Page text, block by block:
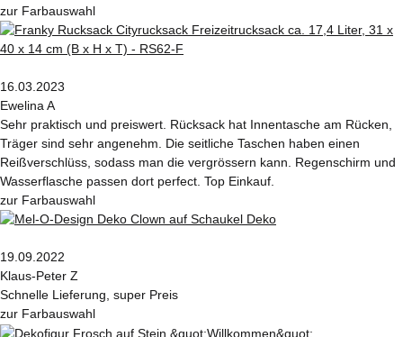
zur Farbauswahl
16.03.2023
Ewelina A
Sehr praktisch und preiswert. Rücksack hat Innentasche am Rücken,
Träger sind sehr angenehm. Die seitliche Taschen haben einen
Reißverschlüss, sodass man die vergrössern kann. Regenschirm und
Wasserflasche passen dort perfect. Top Einkauf.
zur Farbauswahl
19.09.2022
Klaus-Peter Z
Schnelle Lieferung, super Preis
zur Farbauswahl